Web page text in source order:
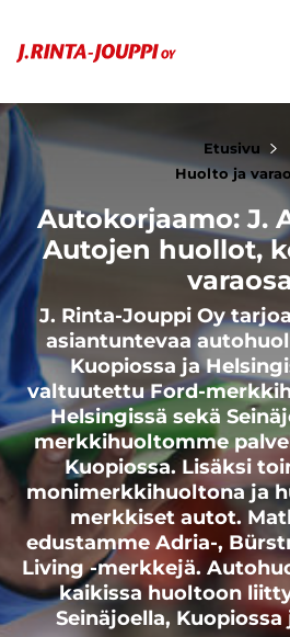
Etusivu
Huolto ja
Autokorjaamo: J.
Autojen huollot,
J. Rinta-Jouppi Oy
asiantuntevaa
Kuopiossa ja
valtuutettu Ford-
Helsingissä sekä
merkkihuoltomme
Kuopiossa. Lisäksi
monimerkkihuoltona ja
merkkiset autot.
edustamme Adria-,
Living -merkkejä.
kaikissa huoltoon
Seinäjoella,